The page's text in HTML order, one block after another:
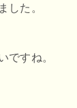
した。
ですね。